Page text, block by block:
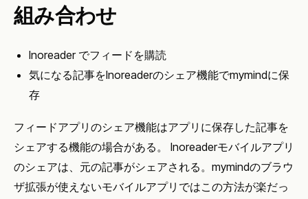
組み合わせ
Inoreader でフィードを購読
気になる記事をInoreaderのシェア機能でmymindに保
存
フィードアプリのシェア機能はアプリに保存した記事を
シェアする機能の場合がある。 Inoreaderモバイルアプリ
のシェアは、元の記事がシェアされる。mymindのブラウ
ザ拡張が使えないモバイルアプリではこの方法が楽だっ